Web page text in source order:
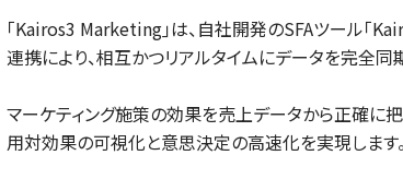
｢Kairos3 Marketing｣は、自社開発のSFAツール｢
連携により、相互かつリアルタイムにデータを完全同
マーケティング施策の効果を売上データから正確に
用対効果の可視化と意思決定の高速化を実現します。